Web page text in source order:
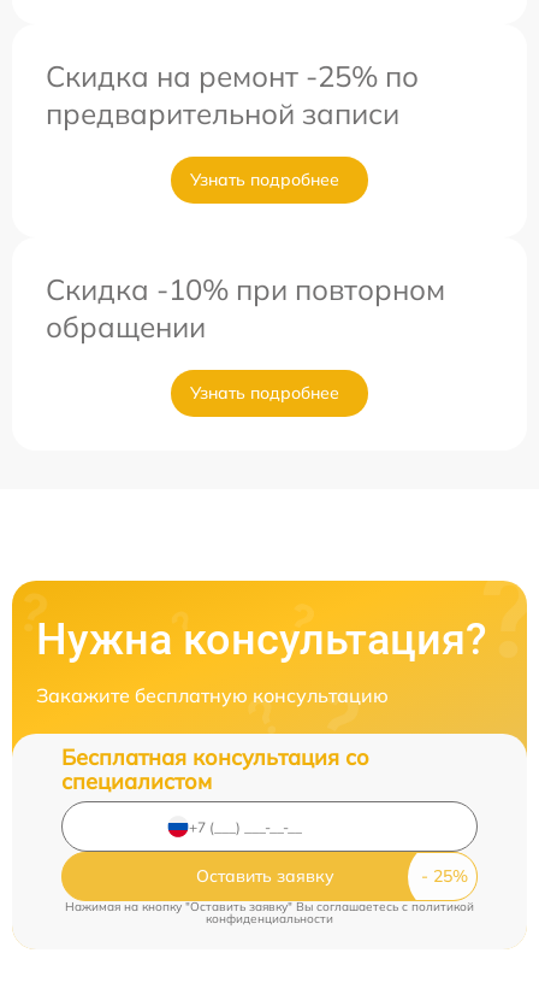
Скидка на ремонт -25% по
предварительной записи
Узнать подробнее
Скидка -10% при повторном
обращении
Узнать подробнее
Нужна консультация?
Закажите бесплатную консультацию
Бесплатная консультация со
специалистом
Оставить заявку
Нажимая на кнопку "Оставить заявку" Вы соглашаетесь cполитикой
конфиденциальности